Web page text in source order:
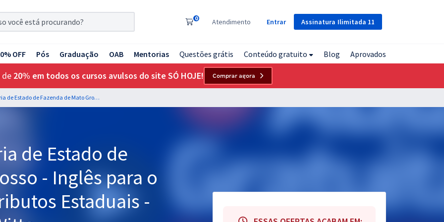
Assinatura Ilimitada 11
0 Atendimento Entrar
OFF Pós Graduação OAB Mentorias Questões grátis Conteúdo gratuito Blog Aprovados
de 20% em todos os cursos avulsos do site SÓ HOJE! Comprar agora
SEFAZ MT - Secretaria de Estado de Fazenda de Mato Grosso - Inglês para o cargo de Fiscal de Tributos Estaduais - Professor Roberto Witte
de Estado de
- Inglês para o
Estaduais -